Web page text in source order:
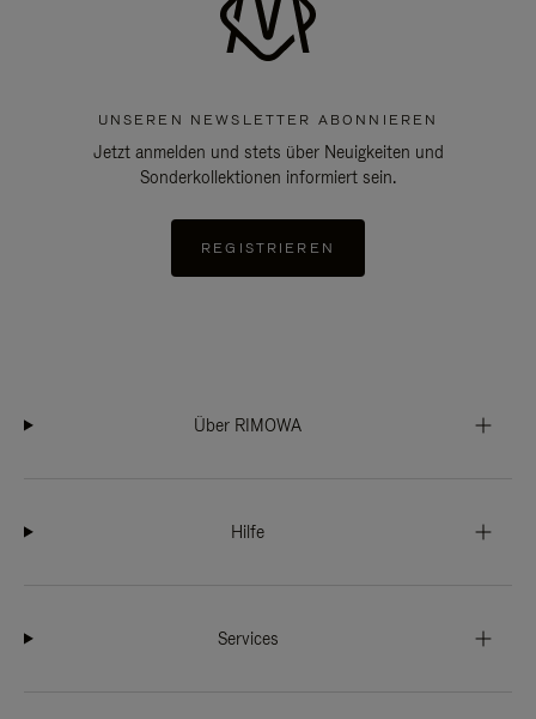
UNSEREN NEWSLETTER ABONNIEREN
Jetzt anmelden und stets über Neuigkeiten und
Sonderkollektionen informiert sein.
REGISTRIEREN
Über RIMOWA
Hilfe
Services